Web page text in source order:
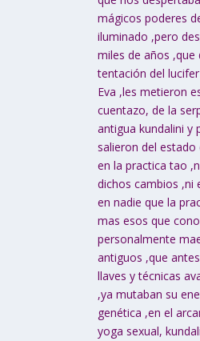
mágicos poderes
iluminado ,pero
miles de años ,que
tentación del
Eva ,les metieron
cuentazo, de la
antigua kundalini y
salieron del estado
en la practica tao
dichos cambios ,ni
en nadie que la
mas esos que
personalmente
antiguos ,que
llaves y técnicas
,ya mutaban su
genética ,en el
yoga sexual,